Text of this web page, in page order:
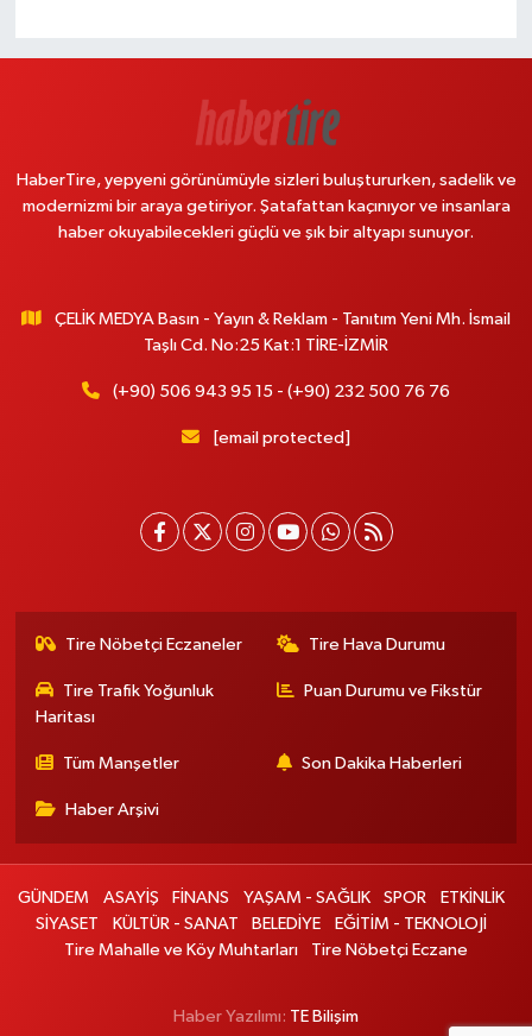
HaberTire, yepyeni görünümüyle sizleri buluştururken, sadelik ve
modernizmi bir araya getiriyor. Şatafattan kaçınıyor ve insanlara
haber okuyabilecekleri güçlü ve şık bir altyapı sunuyor.
ÇELİK MEDYA Basın - Yayın & Reklam - Tanıtım Yeni Mh. İsmail
Taşlı Cd. No:25 Kat:1 TİRE-İZMİR
(+90) 506 943 95 15 - (+90) 232 500 76 76
[email protected]
Tire Nöbetçi Eczaneler Tire Hava Durumu
Tire Trafik Yoğunluk
Haritası
Puan Durumu ve Fikstür
Tüm Manşetler Son Dakika Haberleri
Haber Arşivi
GÜNDEM ASAYİŞ FİNANS YAŞAM - SAĞLIK SPOR
ETKİNLİK
SİYASET
KÜLTÜR - SANAT BELEDİYE
EĞİTİM - TEKNOLOJİ
Tire Mahalle ve Köy Muhtarları
Tire Nöbetçi Eczane
Haber Yazılımı: TE Bilişim